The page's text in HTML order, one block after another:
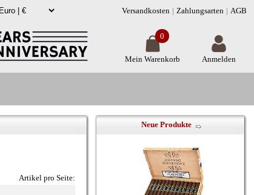
Versandkosten Zahlungsarten AGB
Anmelden
Mein Warenkorb
0
Artikel pro Seite:
Neue Produkte